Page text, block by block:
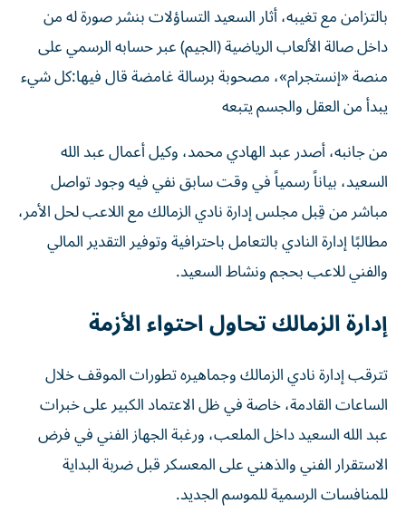
بالتزامن مع تغيبه، أثار السعيد التساؤلات بنشر صورة له من
داخل صالة الألعاب الرياضية (الجيم) عبر حسابه الرسمي على
منصة «إنستجرام»، مصحوبة برسالة غامضة قال فيها:كل شيء
يبدأ من العقل والجسم يتبعه
من جانبه، أصدر عبد الهادي محمد، وكيل أعمال عبد الله
السعيد، بياناً رسمياً في وقت سابق نفي فيه وجود تواصل
مباشر من قِبل مجلس إدارة نادي الزمالك مع اللاعب لحل الأمر،
مطالبًا إدارة النادي بالتعامل باحترافية وتوفير التقدير المالي
والفني للاعب بحجم ونشاط السعيد.
إدارة الزمالك تحاول احتواء الأزمة
تترقب إدارة نادي الزمالك وجماهيره تطورات الموقف خلال
الساعات القادمة، خاصة في ظل الاعتماد الكبير على خبرات
عبد الله السعيد داخل الملعب، ورغبة الجهاز الفني في فرض
الاستقرار الفني والذهني على المعسكر قبل ضربة البداية
للمنافسات الرسمية للموسم الجديد.